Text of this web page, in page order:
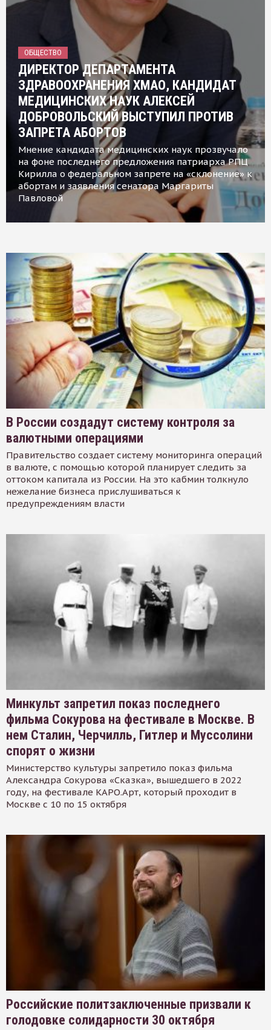
ОБЩЕСТВО
ДИРЕКТОР ДЕПАРТАМЕНТА
ЗДРАВООХРАНЕНИЯ ХМАО, КАНДИДАТ
МЕДИЦИНСКИХ НАУК АЛЕКСЕЙ
ДОБРОВОЛЬСКИЙ ВЫСТУПИЛ ПРОТИВ
ЗАПРЕТА АБОРТОВ
Мнение кандидата медицинских наук прозвучало
на фоне последнего предложения патриарха РПЦ
Кирилла о федеральном запрете на «склонение» к
абортам и заявления сенатора Маргариты
Павловой
В России создадут систему контроля за
валютными операциями
Правительство создает систему мониторинга операций
в валюте, с помощью которой планирует следить за
оттоком капитала из России. На это кабмин толкнуло
нежелание бизнеса прислушиваться к
предупреждениям власти
Минкульт запретил показ последнего
фильма Сокурова на фестивале в Москве. В
нем Сталин, Черчилль, Гитлер и Муссолини
спорят о жизни
Министерство культуры запретило показ фильма
Александра Сокурова «Сказка», вышедшего в 2022
году, на фестивале КАРО.Арт, который проходит в
Москве с 10 по 15 октября
Российские политзаключенные призвали к
голодовке солидарности 30 октября